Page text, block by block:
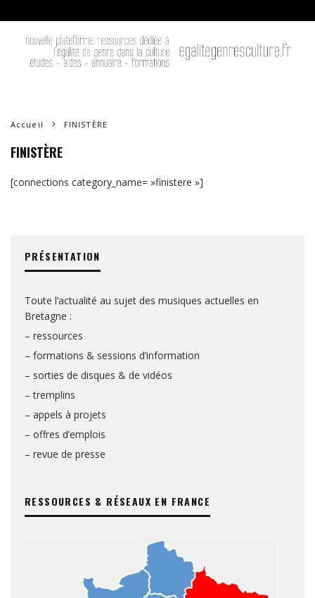
Accueil FINISTÈRE
FINISTÈRE
[connections category_name= »finistere »]
PRÉSENTATION
Toute l’actualité au sujet des musiques actuelles en
Bretagne :
– ressources
– formations & sessions d’information
– sorties de disques & de vidéos
– tremplins
– appels à projets
– offres d’emplois
– revue de presse
RESSOURCES & RÉSEAUX EN FRANCE